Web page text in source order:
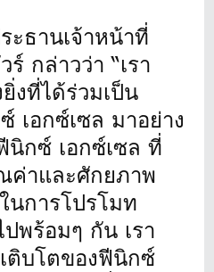
ธานเจ้าหน้าที่
กล่าวว่า “เรา
งที่ได้ร่วมเป็น
อกซ์เซล มาอย่าง
กซ์ เอกซ์เซล ที่
ค่าและศักยภาพ
นการโปรโมท
พร้อมๆ กัน เรา
ติบโตของฟีนิกซ์